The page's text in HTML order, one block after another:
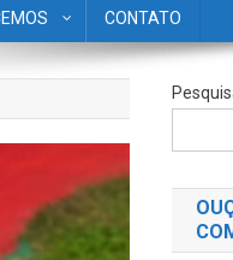
CONTATO